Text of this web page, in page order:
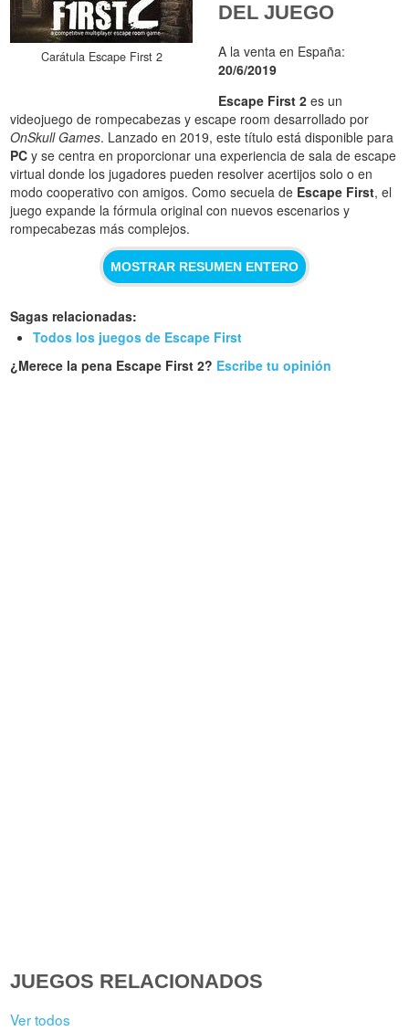
Carátula Escape First 2
DEL JUEGO
A la venta en España:
20/6/2019
Escape First 2 es un
videojuego de rompecabezas y escape room desarrollado por
OnSkull Games. Lanzado en 2019, este título está disponible para
PC y se centra en proporcionar una experiencia de sala de escape
virtual donde los jugadores pueden resolver acertijos solo o en
modo cooperativo con amigos. Como secuela de Escape First, el
juego expande la fórmula original con nuevos escenarios y
rompecabezas más complejos.
MOSTRAR RESUMEN ENTERO
Sagas relacionadas:
Todos los juegos de Escape First
¿Merece la pena Escape First 2? Escribe tu opinión
JUEGOS RELACIONADOS
Ver todos